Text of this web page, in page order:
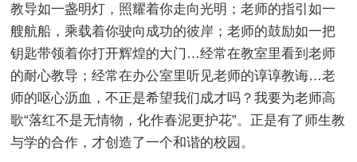
教导如一盏明灯，照耀着你走向光明；老师的指引如一
艘航船，乘载着你驶向成功的彼岸；老师的鼓励如一把
钥匙带领着你打开辉煌的大门…经常在教室里看到老师
的耐心教导；经常在办公室里听见老师的谆谆教诲…老
师的呕心沥血，不正是希望我们成才吗？我要为老师高
歌“落红不是无情物，化作春泥更护花”。正是有了师生教
与学的合作，才创造了一个和谐的校园。